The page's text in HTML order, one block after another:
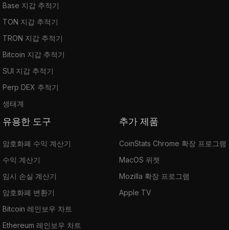
Base 지갑 추적기
TON 지갑 추적기
TRON 지갑 추적기
Bitcoin 지갑 추적기
SUI 지갑 추적기
Perp DEX 추적기
생태계
유용한 도구
암호화폐 수익 계산기
수익 계산기
임시 손실 계산기
암호화폐 변환기
Bitcoin 레인보우 차트
Ethereum 레인보우 차트
추가 제품
CoinStats Chrome 확장 프로그램
MacOS 위젯
Mozilla 확장 프로그램
Apple TV